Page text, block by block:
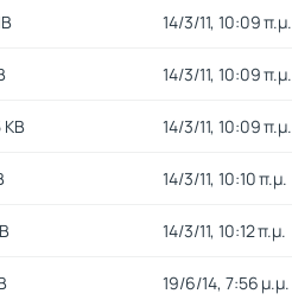
14/3/11, 10:09 π.μ.
14/3/11, 10:09 π.μ.
14/3/11, 10:09 π.μ.
14/3/11, 10:10 π.μ.
14/3/11, 10:12 π.μ.
19/6/14, 7:56 μ.μ.